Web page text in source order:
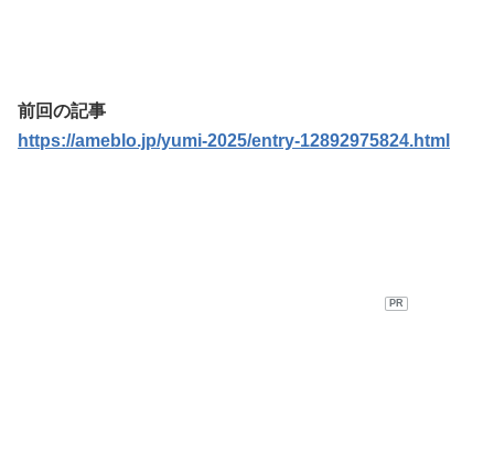
前回の記事
https://ameblo.jp/yumi-2025/entry-12892975824.html
PR